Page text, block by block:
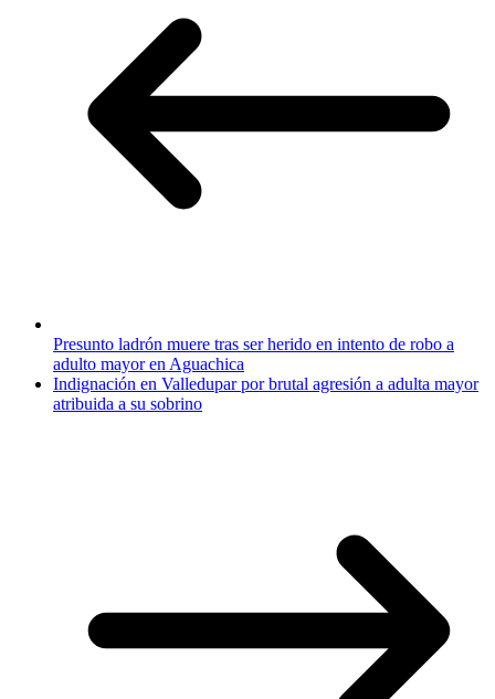
Presunto ladrón muere tras ser herido en intento de robo a
adulto mayor en Aguachica
Indignación en Valledupar por brutal agresión a adulta mayor
atribuida a su sobrino